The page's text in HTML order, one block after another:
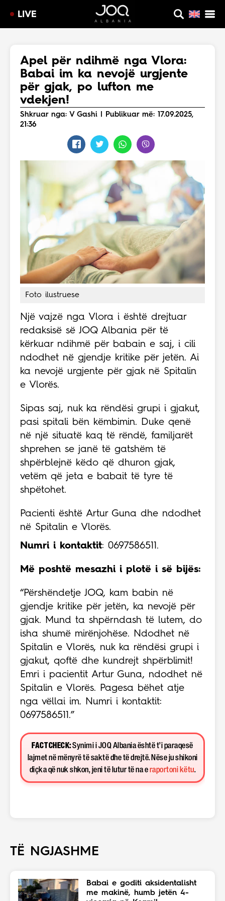
LIVE
Apel për ndihmë nga Vlora:
Babai im ka nevojë urgjente
për gjak, po lufton me
vdekjen!
Shkruar nga: V Gashi | Publikuar më: 17.09.2025,
21:36
Foto ilustruese
Një vajzë nga Vlora i është drejtuar
redaksisë së JOQ Albania për të
kërkuar ndihmë për babain e saj, i cili
ndodhet në gjendje kritike për jetën. Ai
ka nevojë urgjente për gjak në Spitalin
e Vlorës.
Sipas saj, nuk ka rëndësi grupi i gjakut,
pasi spitali bën këmbimin. Duke qenë
në një situatë kaq të rëndë, familjarët
shprehen se janë të gatshëm të
shpërblejnë këdo që dhuron gjak,
vetëm që jeta e babait të tyre të
shpëtohet.
Pacienti është Artur Guna dhe ndodhet
në Spitalin e Vlorës.
Numri i kontaktit: 0697586511.
Më poshtë mesazhi i plotë i së bijës:
“Përshëndetje JOQ, kam babin në
gjendje kritike për jetën, ka nevojë për
gjak. Mund ta shpërndash të lutem, do
isha shumë mirënjohëse. Ndodhet në
Spitalin e Vlorës, nuk ka rëndësi grupi i
gjakut, qoftë dhe kundrejt shpërblimit!
Emri i pacientit Artur Guna, ndodhet në
Spitalin e Vlorës. Pagesa bëhet atje
nga vëllai im. Numri i kontaktit:
0697586511.”
FACT CHECK:Synimi i JOQ Albania është t’i paraqesë
lajmet në mënyrë të saktë dhe të drejtë. Nëse ju shikoni
diçka që nuk shkon, jeni të lutur të na e raportoni këtu.
TË NGJASHME
Babai e goditi aksidentalisht
me makinë, humb jetën 4-